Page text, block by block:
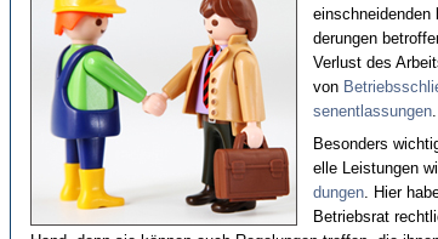
de­run­gen
Ver­lust des
von
sen­ent­las­sun­gen.
Be­son­ders
el­le Leis­tun­gen
dun­gen. Hier
Be­triebs­rat